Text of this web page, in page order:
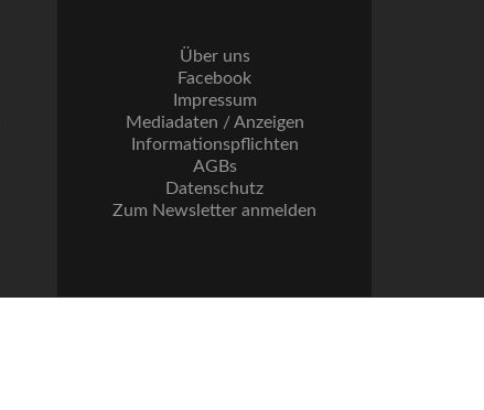
Über uns
Facebook
Impressum
Mediadaten / Anzeigen
Informationspflichten
AGBs
Datenschutz
Zum Newsletter anmelden